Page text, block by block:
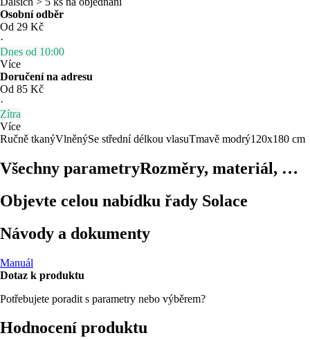
Osobní odběr
Od 29 Kč
·
Dnes od 10:00
Více
Doručení na adresu
Od 85 Kč
·
Zítra
Více
Ručně tkanýVlněnýSe střední délkou vlasuTmavě modrý120x180 cm
Všechny parametryRozměry, materiál, …
Objevte celou nabídku řady Solace
Návody a dokumenty
Manuál
Dotaz k produktu
Potřebujete poradit s parametry nebo výběrem?
Hodnocení produktu